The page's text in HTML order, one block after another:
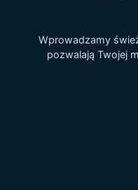
Wprowadzamy
pozwalają Twojej